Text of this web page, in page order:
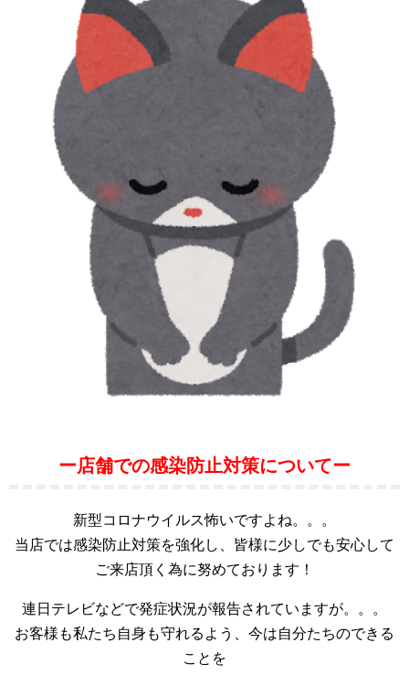
ー店舗での感染防止対策についてー
新型コロナウイルス怖いですよね。。。
当店では感染防止対策を強化し、皆様に少しでも安心して
ご来店頂く為に努めております！
連日テレビなどで発症状況が報告されていますが。。。
お客様も私たち自身も守れるよう、今は自分たちのできる
ことを